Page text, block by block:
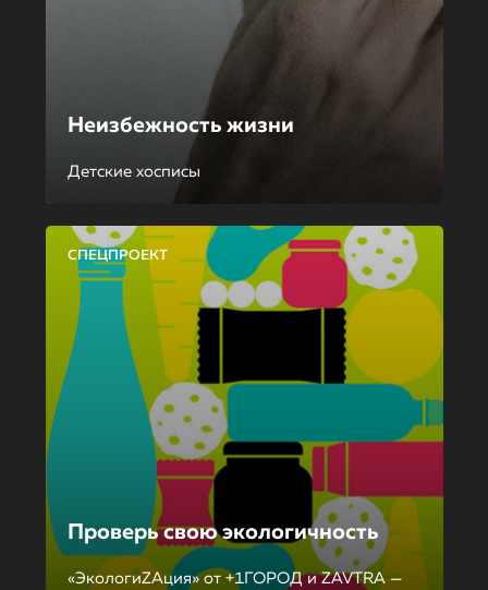
Неизбежность жизни
Детские хосписы
СПЕЦПРОЕКТ
Проверь свою экологичность
«ЭкологиZAция» от +1ГОРОД и ZAVTRA —